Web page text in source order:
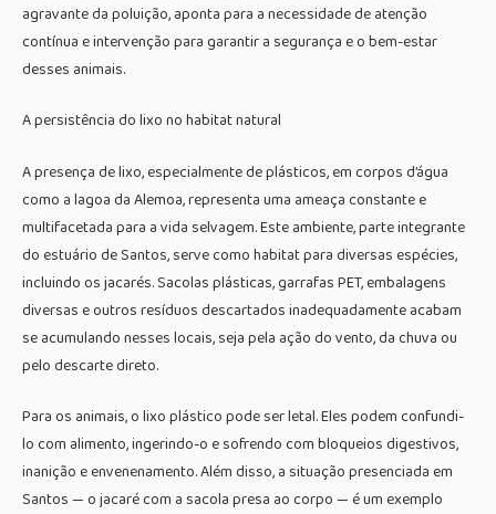
agravante da poluição, aponta para a necessidade de atenção
contínua e intervenção para garantir a segurança e o bem-estar
desses animais.
A persistência do lixo no habitat natural
A presença de lixo, especialmente de plásticos, em corpos d’água
como a lagoa da Alemoa, representa uma ameaça constante e
multifacetada para a vida selvagem. Este ambiente, parte integrante
do estuário de Santos, serve como habitat para diversas espécies,
incluindo os jacarés. Sacolas plásticas, garrafas PET, embalagens
diversas e outros resíduos descartados inadequadamente acabam
se acumulando nesses locais, seja pela ação do vento, da chuva ou
pelo descarte direto.
Para os animais, o lixo plástico pode ser letal. Eles podem confundi-
lo com alimento, ingerindo-o e sofrendo com bloqueios digestivos,
inanição e envenenamento. Além disso, a situação presenciada em
Santos — o jacaré com a sacola presa ao corpo — é um exemplo